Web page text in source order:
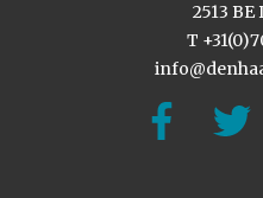
2513
T